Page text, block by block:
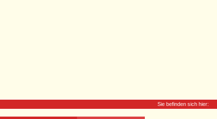
Sie befinden sich hier: